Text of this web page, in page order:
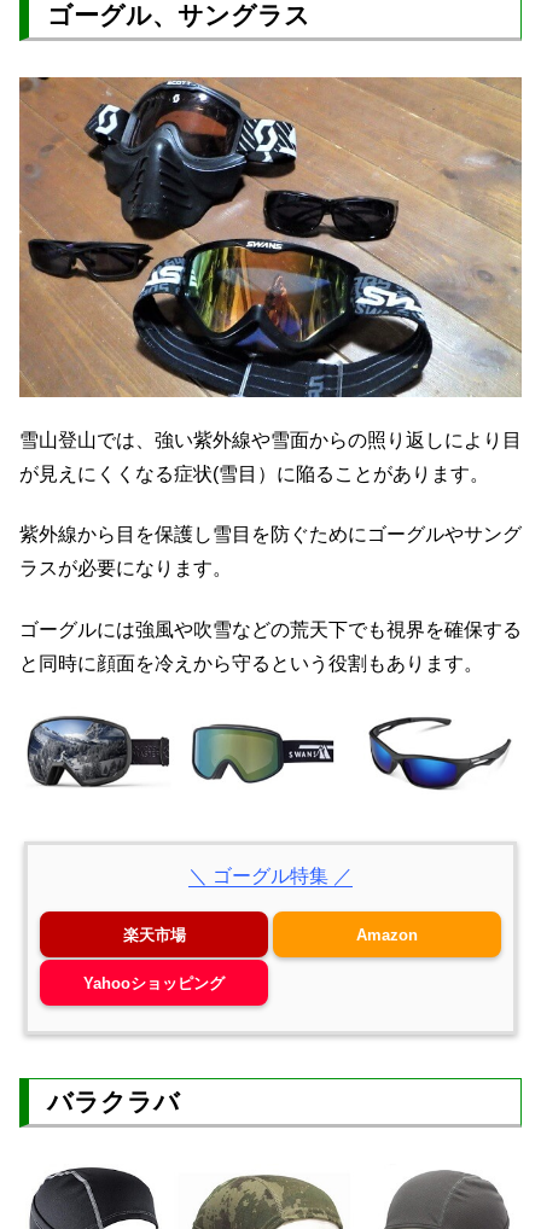
ゴーグル、サングラス
雪山登山では、強い紫外線や雪面からの照り返しにより目
が見えにくくなる症状(雪目）に陥ることがあります。
紫外線から目を保護し雪目を防ぐためにゴーグルやサング
ラスが必要になります。
ゴーグルには強風や吹雪などの荒天下でも視界を確保する
と同時に顔面を冷えから守るという役割もあります。
＼ ゴーグル特集 ／
楽天市場 Amazon
Yahooショッピング
バラクラバ